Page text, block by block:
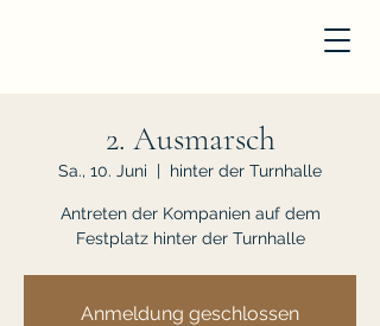
2. Ausmarsch
Sa., 10. Juni
  |
hinter der Turnhalle
Antreten der Kompanien auf dem
Festplatz hinter der Turnhalle
Anmeldung geschlossen